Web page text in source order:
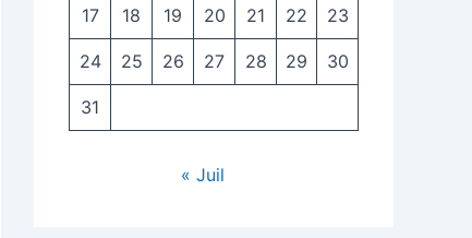
17 18 19 20 21 22 23
24 25 26 27 28 29 30
31
« Juil